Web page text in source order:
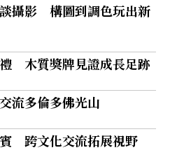
攝影 構圖到調色玩出新
木質獎牌見證成長足跡
流多倫多佛光山
跨文化交流拓展視野